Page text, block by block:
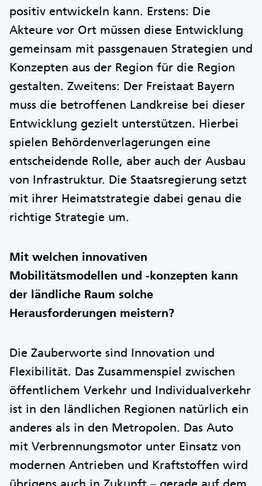
positiv entwickeln kann. Erstens: Die
Akteure vor Ort müssen diese Entwicklung
gemeinsam mit passgenauen Strategien und
Konzepten aus der Region für die Region
gestalten. Zweitens: Der Freistaat Bayern
muss die betroffenen Landkreise bei dieser
Entwicklung gezielt unterstützen. Hierbei
spielen Behördenverlagerungen eine
entscheidende Rolle, aber auch der Ausbau
von Infrastruktur. Die Staatsregierung setzt
mit ihrer Heimatstrategie dabei genau die
richtige Strategie um.
Mit welchen innovativen
Mobilitätsmodellen und -konzepten kann
der ländliche Raum solche
Herausforderungen meistern?
Die Zauberworte sind Innovation und
Flexibilität. Das Zusammenspiel zwischen
öffentlichem Verkehr und Individualverkehr
ist in den ländlichen Regionen natürlich ein
anderes als in den Metropolen. Das Auto
mit Verbrennungsmotor unter Einsatz von
modernen Antrieben und Kraftstoffen wird